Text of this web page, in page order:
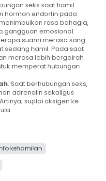
seks saat hamil
hormon endorfin pada
rasa bahagia,
gangguan emosional.
suami merasa sang
sedang hamil. Pada saat
merasa lebih bergairah
memperat hubungan
. Saat berhubungan seks,
adrenalin sekaligus
suplai oksigen ke
kehamilan